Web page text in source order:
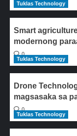
Tuklas Technology
Smart
modernong
0
Tuklas Technology
Drone
magsasaka sa
0
Tuklas Technology